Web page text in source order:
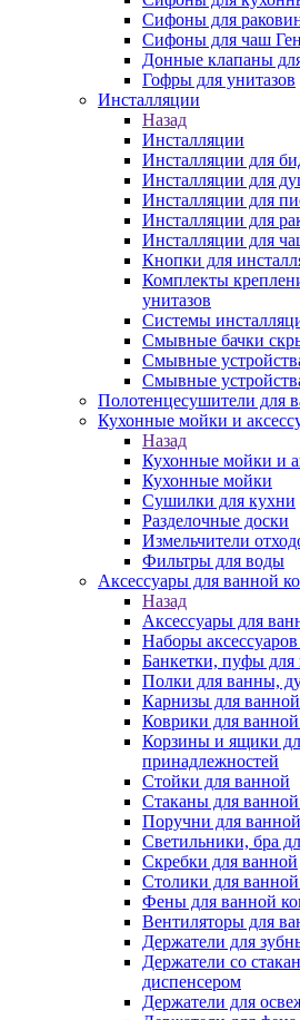
Сифоны для
Сифоны для чаш
Донные клапаны
Гофры для унитазов
Инсталляции
Назад
Инсталляции
Инсталляции для
Инсталляции для
Инсталляции для
Инсталляции для
Инсталляции для
Кнопки для
Комплекты
унитазов
Системы
Смывные бачки
Смывные
Смывные
Полотенцесушители для
Кухонные мойки и
Назад
Кухонные мойки и
Кухонные мойки
Сушилки для кухни
Разделочные доски
Измельчители
Фильтры для воды
Аксессуары для ванной
Назад
Аксессуары для
Наборы
Банкетки, пуфы
Полки для ванны,
Карнизы для
Коврики для
Корзины и ящики
принадлежностей
Стойки для ванной
Стаканы для
Поручни для
Светильники, бра
Скребки для ванной
Столики для
Фены для ванной
Вентиляторы для
Держатели для
Держатели со
диспенсером
Держатели для